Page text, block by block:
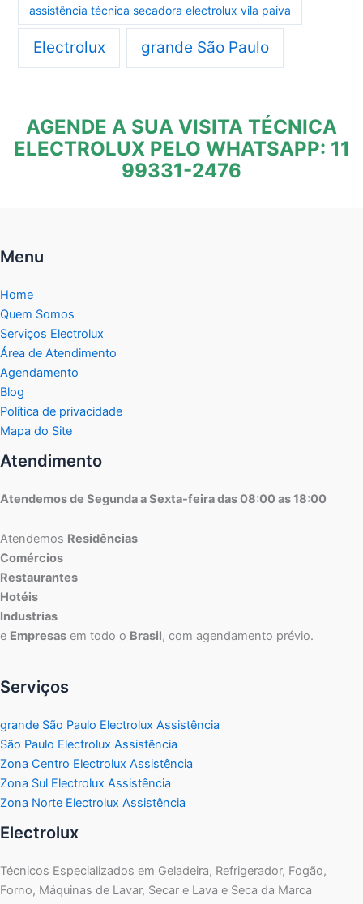
assistência técnica secadora electrolux vila paiva
Electrolux grande São Paulo
AGENDE A SUA VISITA TÉCNICA
ELECTROLUX PELO WHATSAPP: 11
99331-2476
Menu
Home
Quem Somos
Serviços Electrolux
Área de Atendimento
Agendamento
Blog
Política de privacidade
Mapa do Site
Atendimento
Atendemos de Segunda a Sexta-feira das 08:00 as 18:00
Atendemos Residências
Comércios
Restaurantes
Hotéis
Industrias
e Empresas em todo o Brasil, com agendamento prévio.
Serviços
grande São Paulo Electrolux Assistência
São Paulo Electrolux Assistência
Zona Centro Electrolux Assistência
Zona Sul Electrolux Assistência
Zona Norte Electrolux Assistência
Electrolux
Técnicos Especializados em Geladeira, Refrigerador, Fogão,
Forno, Máquinas de Lavar, Secar e Lava e Seca da Marca